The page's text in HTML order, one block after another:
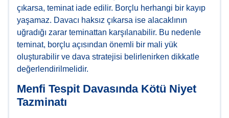
çıkarsa, teminat iade edilir. Borçlu herhangi bir kayıp
yaşamaz. Davacı haksız çıkarsa ise alacaklının
uğradığı zarar teminattan karşılanabilir. Bu nedenle
teminat, borçlu açısından önemli bir mali yük
oluşturabilir ve dava stratejisi belirlenirken dikkatle
değerlendirilmelidir.
Menfi Tespit Davasında Kötü Niyet
Tazminatı